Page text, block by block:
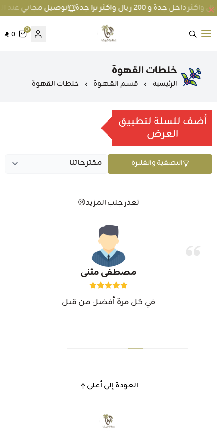
توصيل مجاني عند الطلب بمبلغ 100 ريال واكثر
متجر عطارة فيفا
0
0
خلطات القهوة
الرئيسية قسـم القـهـوة خلطات القهوة
أضف للسلة لتطبيق
العرض
التصفية والفلترة
تعذر جلب المزيد😢
مصطفى مثنى
في كل مرة أفضل من قبل
العودة إلى أعلى